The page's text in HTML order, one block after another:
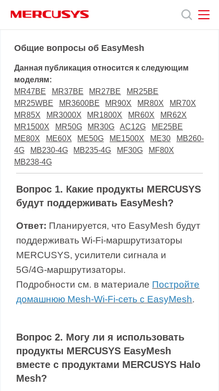
navigation
Продукты
Поддержка
нас
Общие вопросы об EasyMesh
Данная публикация относится к следующим
моделям:
MR47BE
MR37BE MR27BE
MR25BE
MR25WBE
MR3600BE MR90X MR80X
MR70X
MR85X
MR3000X MR1800X MR60X
MR62X
MR1500X
MR50G MR30G AC12G
ME25BE
ME80X
ME60X ME50G ME1500X ME30
MB260-
4G
MB230-4G MB235-4G MF30G
MF80X
MB238-4G
Вопрос 1. Какие продукты MERCUSYS
будут поддерживать EasyMesh?
Ответ: Планируется, что EasyMesh будут
поддерживать Wi‑Fi‑маршрутизаторы
MERCUSYS, усилители сигнала и
5G/4G‑маршрутизаторы.
Подробности см. в материале Постройте
домашнюю Mesh‑Wi‑Fi‑сеть с EasyMesh.
Вопрос 2. Могу ли я использовать
продукты MERCUSYS EasyMesh
вместе с продуктами MERCUSYS Halo
Mesh?